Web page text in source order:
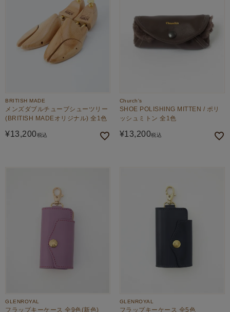
BRITISH MADE
メンズダブルチューブシューツリー
(BRITISH MADEオリジナル) 全1色
¥13,200税込
Church's
SHOE POLISHING MITTEN / ポリ
ッシュミトン 全1色
¥13,200税込
GLENROYAL
フラップキーケース 全9色(新色)
GLENROYAL
フラップキーケース 全5色